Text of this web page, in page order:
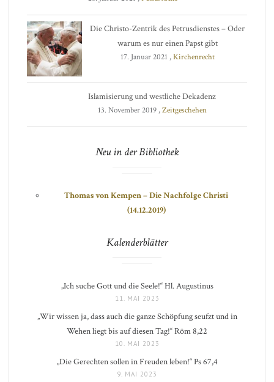
Die Christo-Zentrik des Petrusdienstes – Oder
warum es nur einen Papst gibt
17. Januar 2021 ,Kirchenrecht
Islamisierung und westliche Dekadenz
13. November 2019 ,Zeitgeschehen
Neu in der Bibliothek
Thomas von Kempen – Die Nachfolge Christi
(14.12.2019)
Kalenderblätter
„Ich suche Gott und die Seele!“ Hl. Augustinus
11. MAI 2023
„Wir wissen ja, dass auch die ganze Schöpfung seufzt und in
Wehen liegt bis auf diesen Tag!“ Röm 8,22
10. MAI 2023
„Die Gerechten sollen in Freuden leben!“ Ps 67,4
9. MAI 2023